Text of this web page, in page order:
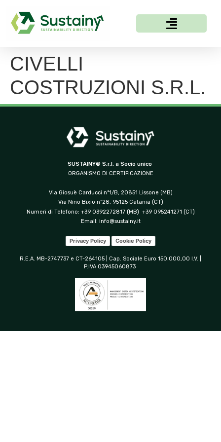
CIVELLI
COSTRUZIONI S.R.L.
SUSTAINY® S.r.l. a Socio unico
ORGANISMO DI CERTIFICAZIONE
Via Giosuè Carducci n°1/B, 20851 Lissone (MB)
Via Nino Bixio n°28, 95125 Catania (CT)
Numeri di Telefono: +39 0392272817 (MB) +39 095241271 (CT)
Email: info@sustainy.it
Privacy Policy Cookie Policy
R.E.A. MB-2747737 e CT-264105 | Cap. Sociale Euro 150.000,00 I.V. |
P.IVA 03945060873